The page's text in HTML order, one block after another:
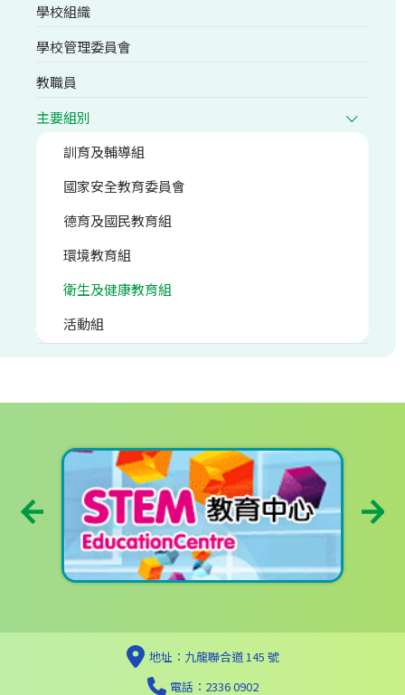
學校組織
學校管理委員會
教職員
主要組別
訓育及輔導組
國家安全教育委員會
德育及國民教育組
環境教育組
衛生及健康教育組
活動組
地址：九龍聯合道 145 號
電話：2336 0902